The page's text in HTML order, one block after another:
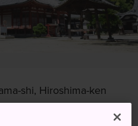
shi, Hiroshima-ken